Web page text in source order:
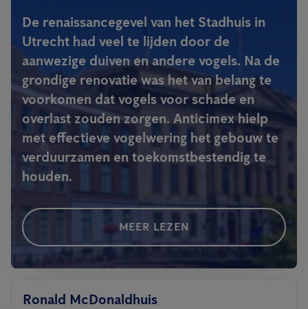
De renaissancegevel van het Stadhuis in
Utrecht had veel te lijden door de
aanwezige duiven en andere vogels. Na de
grondige renovatie was het van belang te
voorkomen dat vogels voor schade en
overlast zouden zorgen. Anticimex hielp
met effectieve vogelwering het gebouw te
verduurzamen en toekomstbestendig te
houden.
MEER LEZEN
Ronald McDonaldhuis